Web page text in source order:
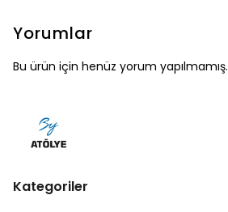
Yorumlar
Bu ürün için henüz yorum yapılmamış.
Kategoriler